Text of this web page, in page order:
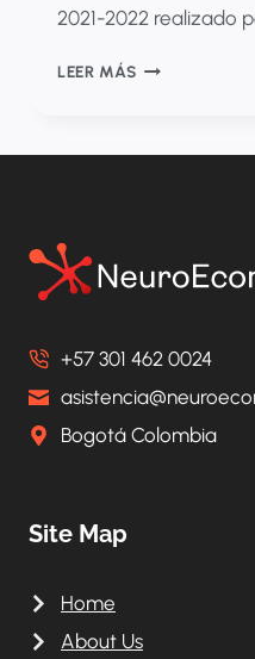
2021-2022 realizado
LEER MÁSTOP
LOS
MUNDO
+57 301 462 0024
Bogotá Colombia
Site Map
Home
About Us